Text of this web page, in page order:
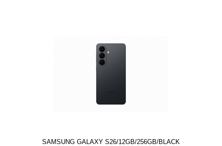
SAMSUNG GALAXY S26/12GB/256GB/BLACK